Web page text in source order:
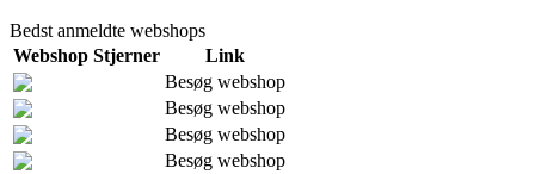
Bedst anmeldte webshops
Webshop Stjerner
Link
Besøg webshop
Besøg webshop
Besøg webshop
Besøg webshop